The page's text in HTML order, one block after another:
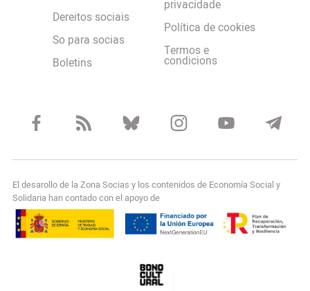
Dereitos sociais
So para socias
Boletins
privacidade
Política de cookies
Termos e
condicions
El desarollo de la Zona Socias y los contenidos de Economía Social y
Solidaria han contado con el apoyo de